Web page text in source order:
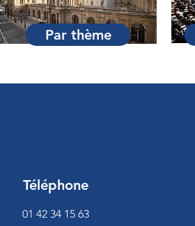
Par thème
Téléphone
01 42 34 15 63